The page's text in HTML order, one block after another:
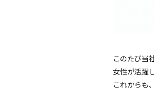
このたび当
女性が活躍
これからも